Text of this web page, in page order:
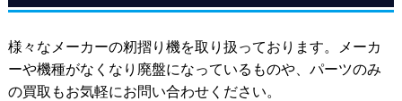
様々なメーカーの籾摺り機を取り扱っております。メーカ
ーや機種がなくなり廃盤になっているものや、パーツのみ
の買取もお気軽にお問い合わせください。